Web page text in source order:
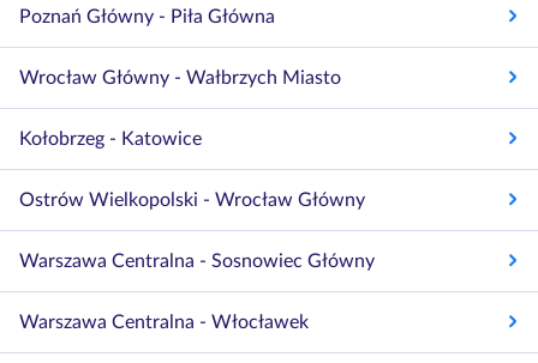
Poznań Główny - Piła Główna
Wrocław Główny - Wałbrzych Miasto
Kołobrzeg - Katowice
Ostrów Wielkopolski - Wrocław Główny
Warszawa Centralna - Sosnowiec Główny
Warszawa Centralna - Włocławek